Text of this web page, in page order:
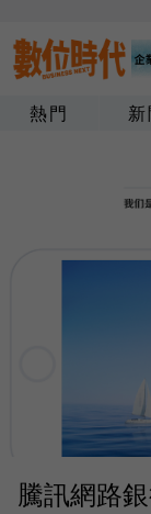
熱門 新
騰訊網路